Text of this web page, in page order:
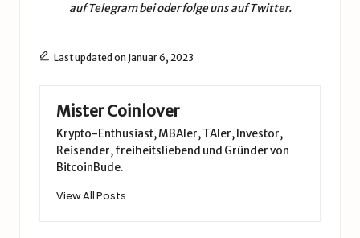
auf Telegrambei oder folge uns aufTwitter.
Last updated on Januar 6, 2023
Mister Coinlover
Krypto-Enthusiast, MBAler, TAler, Investor,
Reisender, freiheitsliebend und Gründer von
BitcoinBude.
View All Posts